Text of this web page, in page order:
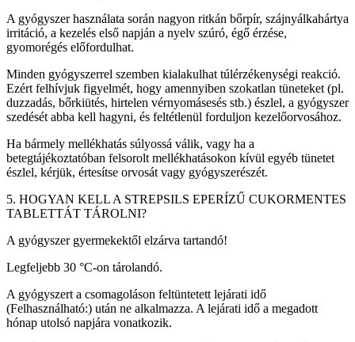
A gyógyszer használata során nagyon ritkán bőrpír, szájnyálkahártya
irritáció, a kezelés első napján a nyelv szúró, égő érzése,
gyomorégés előfordulhat.
Minden gyógyszerrel szemben kialakulhat túlérzékenységi reakció.
Ezért felhívjuk figyelmét, hogy amennyiben szokatlan tüneteket (pl.
duzzadás, bőrkiütés, hirtelen vérnyomásesés stb.) észlel, a gyógyszer
szedését abba kell hagyni, és feltétlenül forduljon kezelőorvosához.
Ha bármely mellékhatás súlyossá válik, vagy ha a
betegtájékoztatóban felsorolt mellékhatásokon kívül egyéb tünetet
észlel, kérjük, értesítse orvosát vagy gyógyszerészét.
5. HOGYAN KELL A STREPSILS EPERÍZŰ CUKORMENTES
TABLETTÁT TÁROLNI?
A gyógyszer gyermekektől elzárva tartandó!
Legfeljebb 30 °C-on tárolandó.
A gyógyszert a csomagoláson feltüntetett lejárati idő
(Felhasználható:) után ne alkalmazza. A lejárati idő a megadott
hónap utolsó napjára vonatkozik.